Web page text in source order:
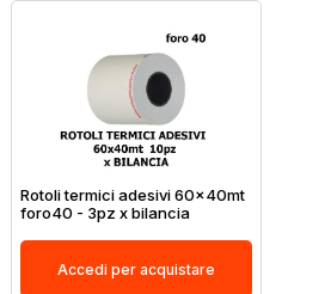
Rotoli termici adesivi 60x40mt
foro40 - 3pz x bilancia
Accedi per acquistare